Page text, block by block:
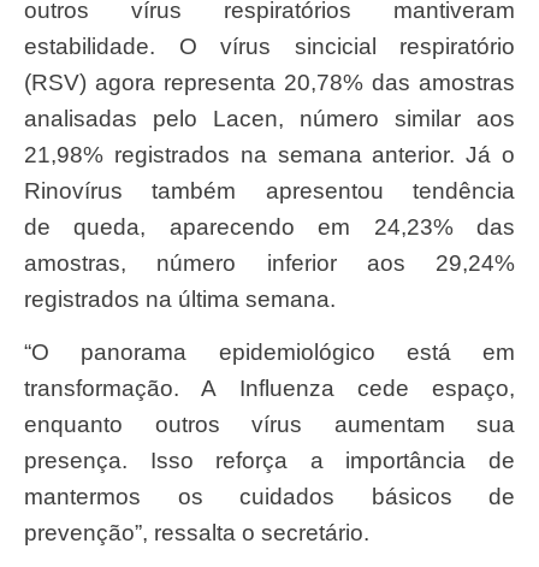
outros vírus respiratórios mantiveram
estabilidade. O vírus sincicial respiratório
(RSV) agora representa 20,78% das amostras
analisadas pelo Lacen, número similar aos
21,98% registrados na semana anterior. Já o
Rinovírus também apresentou tendência
de queda, aparecendo em 24,23% das
amostras, número inferior aos 29,24%
registrados na última semana.
“O panorama epidemiológico está em
transformação. A Influenza cede espaço,
enquanto outros vírus aumentam sua
presença. Isso reforça a importância de
mantermos os cuidados básicos de
prevenção”, ressalta o secretário.